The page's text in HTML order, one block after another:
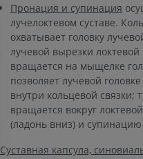
Пронация и супинация
лучелоктевом суставе.
охватывает головку
лучевой вырезки локтевой
вращается на мыщелке
позволяет лучевой
внутри кольцевой связки;
вращается вокруг
(ладонь вниз) и супинацию
Суставная капсула,